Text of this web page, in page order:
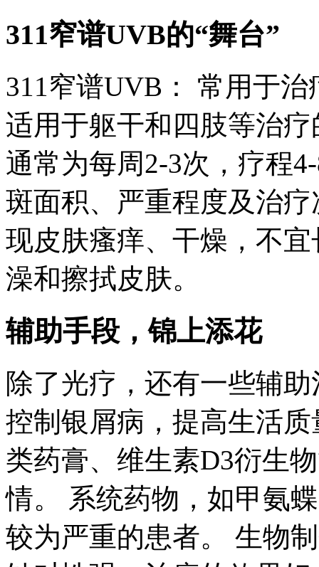
311窄谱UVB的“舞台”
311窄谱UVB： 常用于
适用于躯干和四肢等治
通常为每周2-3次，疗程
斑面积、严重程度及治
现皮肤瘙痒、干燥，不
澡和擦拭皮肤。
辅助手段，锦上添花
除了光疗，还有一些辅
控制银屑病，提高生活
类药膏、维生素D3衍生
情。 系统药物，如甲氨
较为严重的患者。 生物